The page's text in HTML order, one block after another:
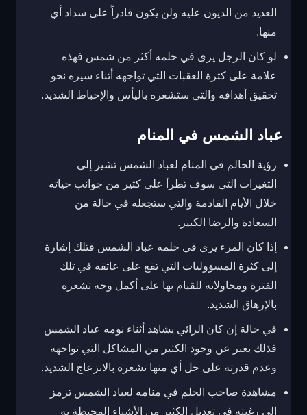
العديد من الديون عليه ولن يكون قادراً على سداد أي
منها.
لو كان الرجل يرى في حلمه أكثر من شمس فهذه
علامة على كثرة العقبات التي تواجهه أثناء سيره نحو
تحقيق أهدافه والتي ستشعره باليأس والإحباط الشديد.
عباد الشمس في المنام
رؤية الحالم في المنام لعباد الشمس تشير إلى
التغيرات التي سوف تطرأ على كثير من جوانب حياته
خلال الأيام القادمة والتي ستجعله في حالة من
السعادة والرضا الكبير.
إذا كان المرء يرى في حلمه عباد الشمس فتلك إشارة
إلى كثرة المسؤوليات التي تقع على عاتقه في تلك
الفترة ومحاولاته للقيام بها على أكمل وجه تشعره
بالإرهاق الشديد.
في حالة إن كان الرائي يشاهد أثناء نومه عباد الشمس
فذلك يعبر عن وجود الكثير من المشاكل التي تواجهه
وعدم قدرته على حل أي منها تشعره بالانزعاج الشديد.
مشاهدة صاحب الحلم في منامه لعباد الشمس ترمز
إلى رغبته في تعديل الكثير من الأشياء المحيطة به